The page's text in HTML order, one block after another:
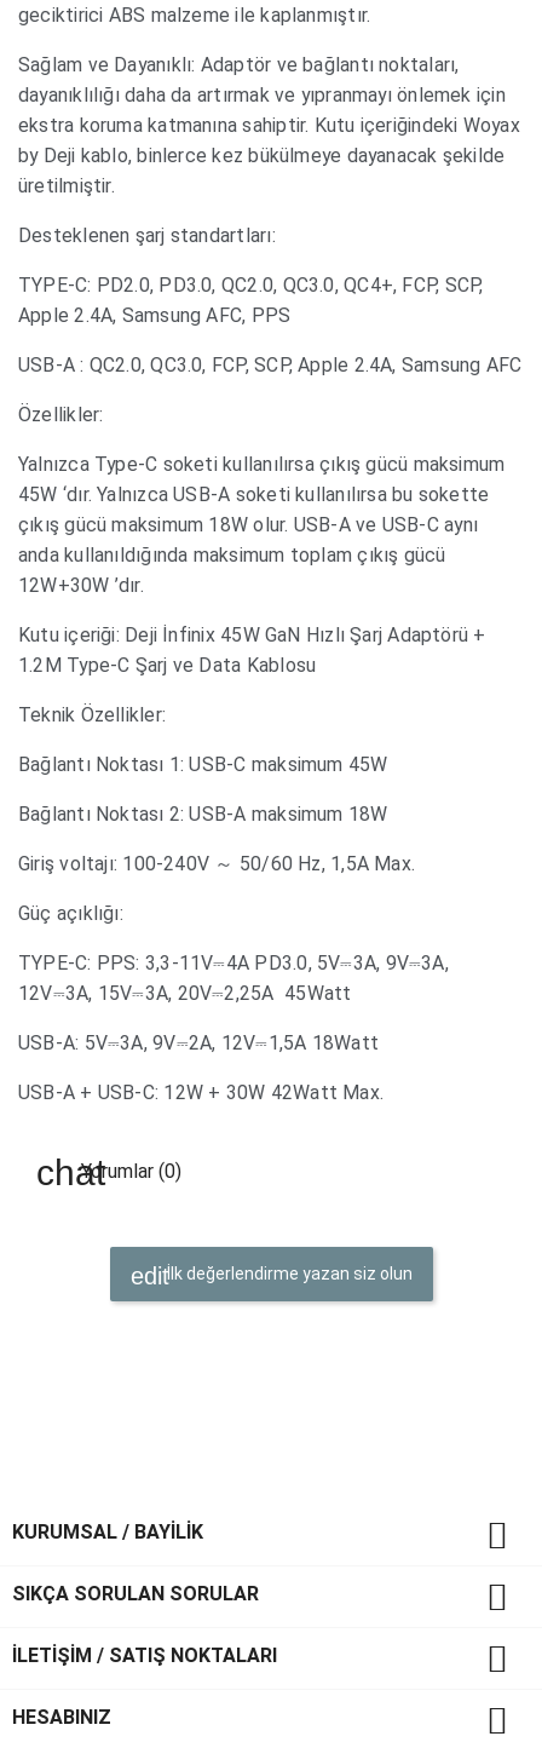
geciktirici ABS malzeme ile kaplanmıştır.
Sağlam ve Dayanıklı: Adaptör ve bağlantı noktaları,
dayanıklılığı daha da artırmak ve yıpranmayı önlemek için
ekstra koruma katmanına sahiptir. Kutu içeriğindeki Woyax
by Deji kablo, binlerce kez bükülmeye dayanacak şekilde
üretilmiştir.
Desteklenen şarj standartları:
TYPE-C: PD2.0, PD3.0, QC2.0, QC3.0, QC4+, FCP, SCP,
Apple 2.4A, Samsung AFC, PPS
USB-A : QC2.0, QC3.0, FCP, SCP, Apple 2.4A, Samsung AFC
Özellikler:
Yalnızca Type-C soketi kullanılırsa çıkış gücü maksimum
45W ‘dır. Yalnızca USB-A soketi kullanılırsa bu sokette
çıkış gücü maksimum 18W olur. USB-A ve USB-C aynı
anda kullanıldığında maksimum toplam çıkış gücü
12W+30W ’dır.
Kutu içeriği: Deji İnfinix 45W GaN Hızlı Şarj Adaptörü +
1.2M Type-C Şarj ve Data Kablosu
Teknik Özellikler:
Bağlantı Noktası 1: USB-C maksimum 45W
Bağlantı Noktası 2: USB-A maksimum 18W
Giriş voltajı: 100-240V ～ 50/60 Hz, 1,5A Max.
Güç açıklığı:
TYPE-C: PPS: 3,3-11V⎓4A PD3.0, 5V⎓3A, 9V⎓3A,
12V⎓3A, 15V⎓3A, 20V⎓2,25A 45Watt
USB-A: 5V⎓3A, 9V⎓2A, 12V⎓1,5A 18Watt
USB-A + USB-C: 12W + 30W 42Watt Max.
Yorumlar (0)
İlk değerlendirme yazan siz olun
KURUMSAL / BAYİLİK 
SIKÇA SORULAN SORULAR 
İLETİŞİM / SATIŞ NOKTALARI 
HESABINIZ 